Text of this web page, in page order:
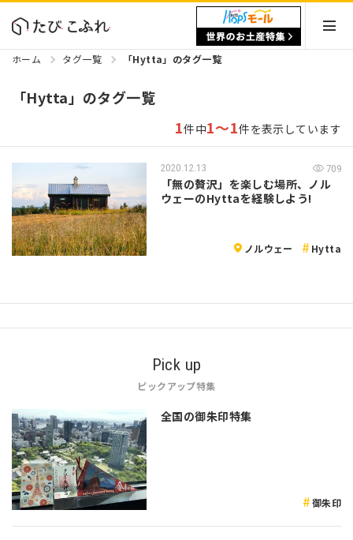
ホーム タグ一覧 「Hytta」のタグ一覧
「Hytta」のタグ一覧
1件中1～1件を表示しています
2020.12.13 709
「無の贅沢」を楽しむ場所、ノル
ウェーのHyttaを経験しよう!
ノルウェー Hytta
Pick up
ピックアップ特集
全国の御朱印特集
御朱印